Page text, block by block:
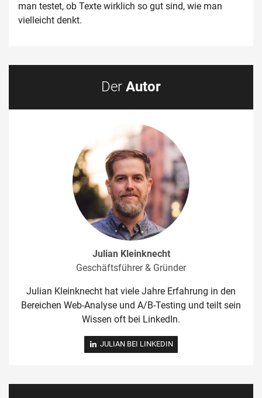
man testet, ob Texte wirklich so gut sind, wie man
vielleicht denkt.
Der Autor
Julian Kleinknecht
Geschäftsführer & Gründer
Julian Kleinknecht hat viele Jahre Erfahrung in den
Bereichen Web-Analyse und A/B-Testing und teilt sein
Wissen oft bei LinkedIn.
JULIAN BEI LINKEDIN